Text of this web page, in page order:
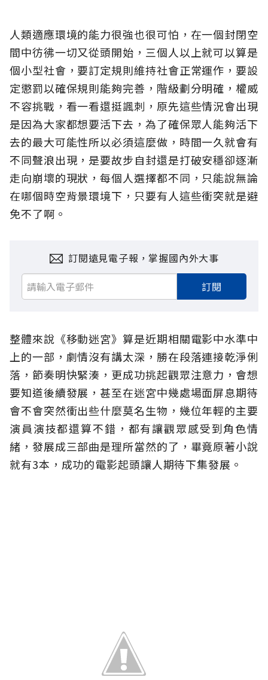
人類適應環境的能力很強也很可怕，在一個封閉空
間中彷彿一切又從頭開始，三個人以上就可以算是
個小型社會，要訂定規則維持社會正常運作，要設
定懲罰以確保規則能夠完善，階級劃分明確，權威
不容挑戰，看一看還挺諷刺，原先這些情況會出現
是因為大家都想要活下去，為了確保眾人能夠活下
去的最大可能性所以必須這麼做，時間一久就會有
不同聲浪出現，是要故步自封還是打破安穩卻逐漸
走向崩壞的現狀，每個人選擇都不同，只能說無論
在哪個時空背景環境下，只要有人這些衝突就是避
免不了啊。
訂閱遠見電子報，掌握國內外大事
訂閱
整體來說 《移動迷宮》 算是近期相關電影中水準中
上的一部，劇情沒有講太深，勝在段落連接乾淨俐
落，節奏明快緊湊，更成功挑起觀眾注意力，會想
要知道後續發展，甚至在迷宮中幾處場面屏息期待
會不會突然衝出些什麼莫名生物，幾位年輕的主要
演員演技都還算不錯，都有讓觀眾感受到角色情
緒，發展成三部曲是理所當然的了，畢竟原著小說
就有3本，成功的電影起頭讓人期待下集發展。